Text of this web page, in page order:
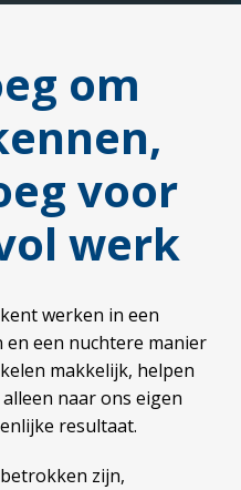
om
voor
werk
werken in een
een nuchtere manier
makkelijk, helpen
naar ons eigen
resultaat.
zijn,